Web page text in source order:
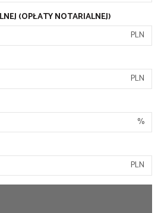
(OPŁATY NOTARIALNEJ)
PLN
PLN
%
PLN